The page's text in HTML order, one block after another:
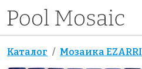
Каталог Мозаика EZARRI